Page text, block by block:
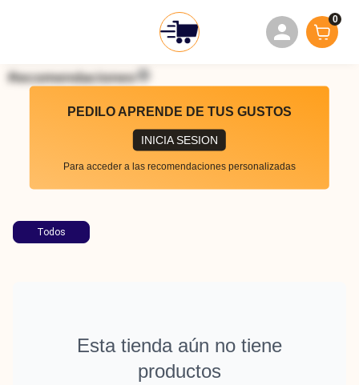
0
PEDILO APRENDE DE TUS GUSTOS
INICIA SESION
Para acceder a las recomendaciones personalizadas
Recomendaciones
Todos
Esta tienda aún no tiene
productos